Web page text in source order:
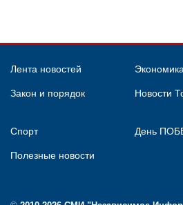
Лента новостей Экономика
Закон и порядок Новости
Спорт День
Полезные новости